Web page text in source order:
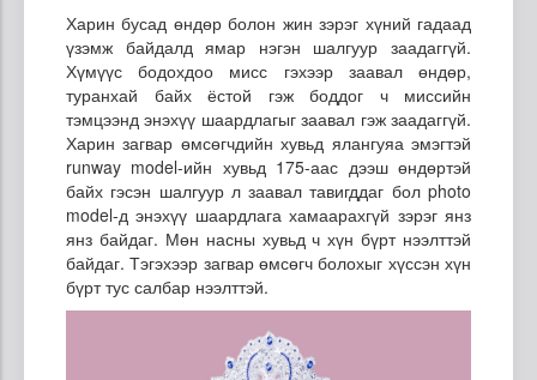
Харин бусад өндөр болон жин зэрэг хүний гадаад
үзэмж байдалд ямар нэгэн шалгуур заадаггүй.
Хүмүүс бодохдоо мисс гэхээр заавал өндөр,
туранхай байх ёстой гэж боддог ч миссийн
тэмцээнд энэхүү шаардлагыг заавал гэж заадаггүй.
Харин загвар өмсөгчдийн хувьд ялангуяа эмэгтэй
runway model-ийн хувьд 175-аас дээш өндөртэй
байх гэсэн шалгуур л заавал тавигддаг бол photo
model-д энэхүү шаардлага хамаарахгүй зэрэг янз
янз байдаг. Мөн насны хувьд ч хүн бүрт нээлттэй
байдаг. Тэгэхээр загвар өмсөгч болохыг хүссэн хүн
бүрт тус салбар нээлттэй.